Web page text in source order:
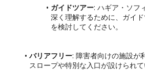
ガイドツアー: ハギア・ソフ
深く理解するために、ガイ
を検討してください。
バリアフリー: 障害者向けの施設が
スロープや特別な入口が設けられて